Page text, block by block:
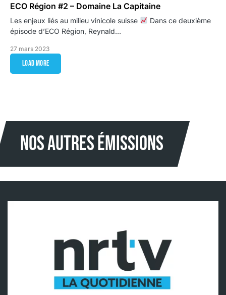
ECO Région #2 – Domaine La Capitaine
Les enjeux liés au milieu vinicole suisse
Dans ce deuxième
épisode d’ECO Région, Reynald…
27 mars 2023
Load More
NOS AUTRES Émissions